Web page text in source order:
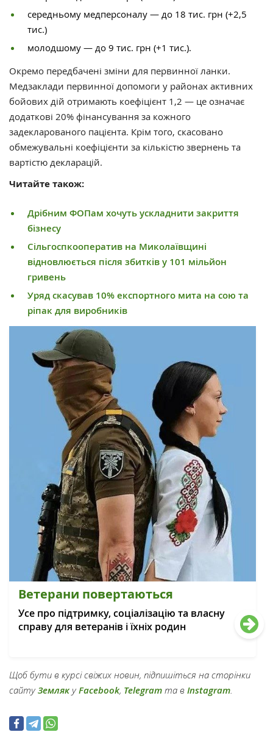
середньому медперсоналу — до 18 тис. грн (+2,5
тис.)
молодшому — до 9 тис. грн (+1 тис.).
Окремо передбачені зміни для первинної ланки.
Медзаклади первинної допомоги у районах активних
бойових дій отримають коефіцієнт 1,2 — це означає
додаткові 20% фінансування за кожного
задекларованого пацієнта. Крім того, скасовано
обмежувальні коефіцієнти за кількістю звернень та
вартістю декларацій.
Читайте також:
Дрібним ФОПам хочуть ускладнити закриття
бізнесу
Сільгоспкооператив на Миколаївщині
відновлюється після збитків у 101 мільйон
гривень
Уряд скасував 10% експортного мита на сою та
ріпак для виробників
Ветерани повертаються
Усе про підтримку, соціалізацію та власну
справу для ветеранів і їхніх родин
Щоб бути в курсі свіжих новин, підпишіться на сторінки
сайтуЗемлякуFacebook, Telegram та в Instagram